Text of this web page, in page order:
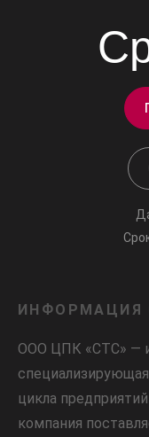
ИНФОРМАЦИЯ
ООО ЦПК «СТС» —
цикла
компания